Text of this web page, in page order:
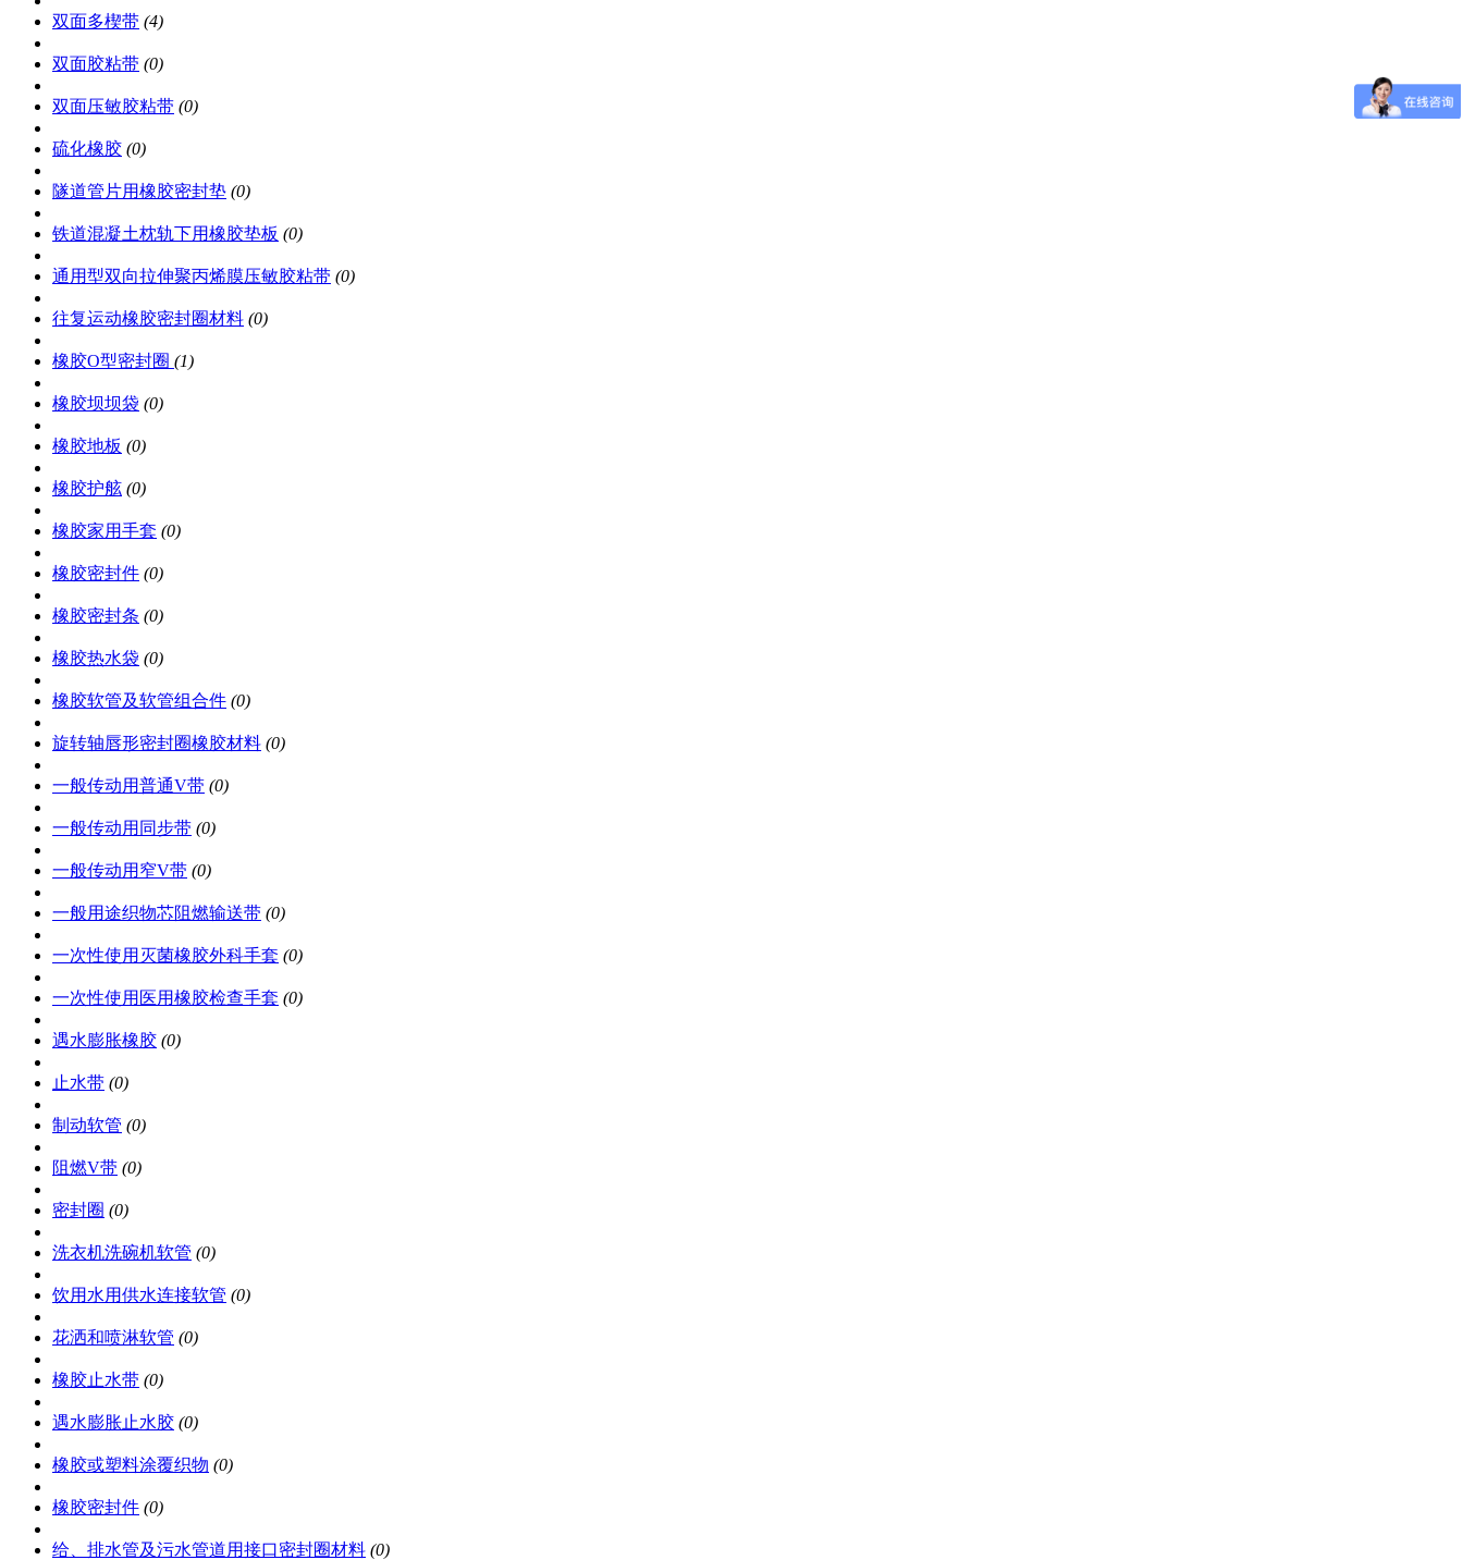
双面多楔带 (4)
双面胶粘带 (0)
双面压敏胶粘带 (0)
硫化橡胶 (0)
隧道管片用橡胶密封垫 (0)
铁道混凝土枕轨下用橡胶垫板 (0)
通用型双向拉伸聚丙烯膜压敏胶粘带 (0)
往复运动橡胶密封圈材料 (0)
橡胶O型密封圈 (1)
橡胶坝坝袋 (0)
橡胶地板 (0)
橡胶护舷 (0)
橡胶家用手套 (0)
橡胶密封件 (0)
橡胶密封条 (0)
橡胶热水袋 (0)
橡胶软管及软管组合件 (0)
旋转轴唇形密封圈橡胶材料 (0)
一般传动用普通V带 (0)
一般传动用同步带 (0)
一般传动用窄V带 (0)
一般用途织物芯阻燃输送带 (0)
一次性使用灭菌橡胶外科手套 (0)
一次性使用医用橡胶检查手套 (0)
遇水膨胀橡胶 (0)
止水带 (0)
制动软管 (0)
阻燃V带 (0)
密封圈 (0)
洗衣机洗碗机软管 (0)
饮用水用供水连接软管 (0)
花洒和喷淋软管 (0)
橡胶止水带 (0)
遇水膨胀止水胶 (0)
橡胶或塑料涂覆织物 (0)
橡胶密封件 (0)
给、排水管及污水管道用接口密封圈材料 (0)